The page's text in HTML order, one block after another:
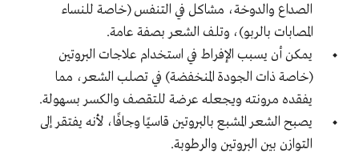
الصداع والدوخة، مشاكل في التنفس (خاصة للنساء
المصابات بالربو)، وتلف الشعر بصفة عامة.
يمكن أن يسبب الإفراط في استخدام علاجات البروتين
(خاصة ذات الجودة المنخفضة) في تصلب الشعر، مما
يفقده مرونته ويجعله عرضة للتقصف والكسر بسهولة.
يصبح الشعر المشبع بالبروتين قاسيًا وجافًا، لأنه يفتقر إلى
التوازن بين البروتين والرطوبة.